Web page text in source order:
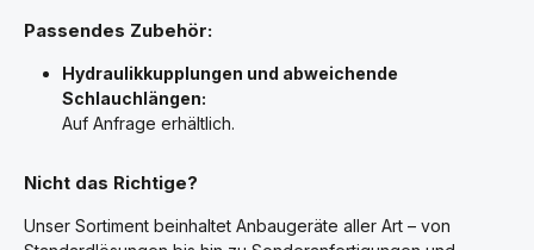
Passendes Zubehör:
Hydraulikkupplungen und abweichende
Schlauchlängen:
Auf Anfrage erhältlich.
Nicht das Richtige?
Unser Sortiment beinhaltet Anbaugeräte aller Art – von